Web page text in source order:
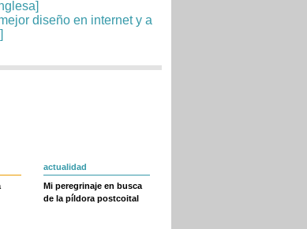
actualidad
Mi peregrinaje en busca
de la píldora postcoital